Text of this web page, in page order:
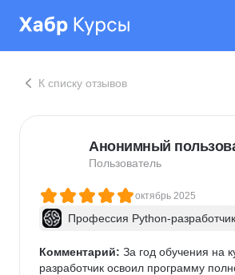
К списку отзывов
Анонимный
Пользователь
октябрь 2025
Профессия Python-разработчик
Комментарий: За год обучения на
разработчик освоил программу